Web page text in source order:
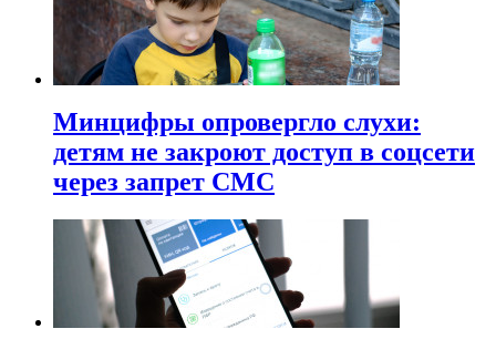
Минцифры опровергло слухи:
детям не закроют доступ в соцсети
через запрет СМС